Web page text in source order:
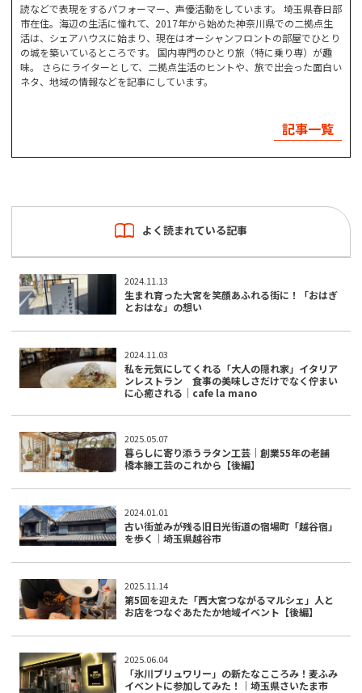
読などで表現をするパフォーマー、声優活動をしています。 埼玉県春日部
市在住。海辺の生活に憧れて、2017年から始めた神奈川県での二拠点生
活は、シェアハウスに始まり、現在はオーシャンフロントの部屋でひとり
の城を築いているところです。 国内専門のひとり旅（特に乗り専）が趣
味。 さらにライターとして、二拠点生活のヒントや、旅で出会った面白い
ネタ、地域の情報などを記事にしています。
記事一覧
よく読まれている記事
2024.11.13
生まれ育った大宮を笑顔あふれる街に！「おはぎ
とおはな」の想い
2024.11.03
私を元気にしてくれる「大人の隠れ家」イタリア
ンレストラン 食事の美味しさだけでなく佇まい
に心癒される｜cafe la mano
2025.05.07
暮らしに寄り添うラタン工芸｜創業55年の老舗
橋本籐工芸のこれから【後編】
2024.01.01
古い街並みが残る旧日光街道の宿場町「越谷宿」
を歩く｜埼玉県越谷市
2025.11.14
第5回を迎えた「西大宮つながるマルシェ」人と
お店をつなぐあたたか地域イベント【後編】
2025.06.04
「氷川ブリュワリー」の新たなこころみ！麦ふみ
イベントに参加してみた！｜埼玉県さいたま市